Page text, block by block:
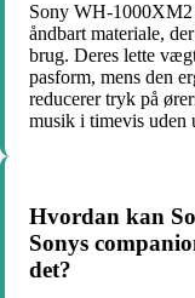
Sony WH-1000XM2
åndbart materiale,
brug. Deres lette
pasform, mens den
reducerer tryk på
musik i timevis uden
Hvordan kan
Sonys
det?